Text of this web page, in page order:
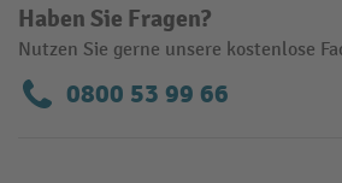
Haben Sie Fragen?
Nutzen Sie gerne unsere kostenlose
0800 53 99 66